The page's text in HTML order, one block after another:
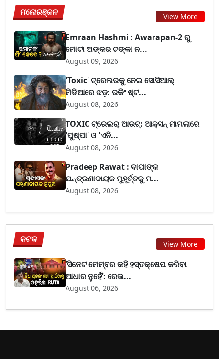
ମନୋରଞ୍ଜନ View More
Emraan Hashmi : Awarapan-2 ରୁ
ମୋଟା ଅଙ୍କର ଟଙ୍କା ନ...
August 09, 2026
'Toxic' ଟ୍ରେଲରକୁ ନେଇ ସୋସିଆଲ୍
ମିଡିଆରେ ଝଡ଼: ରକିଂ ଷ୍ଟ...
August 08, 2026
TOXIC ଟ୍ରେଲର୍ ଆଉଟ୍: ଆକ୍ସନ୍ ମାମଲାରେ
'ପୁଷ୍ପା' ଓ 'ଏନି...
August 08, 2026
Pradeep Rawat : ବାପାଙ୍କ
ଯନ୍ତ୍ରଣାଦାୟକ ମୁହୂର୍ତ୍ତକୁ ମ...
August 08, 2026
କଟକ View More
‘ସିନେଟ ମେମ୍ବର କହି ହସ୍ତକ୍ଷେପ କରିବା
ଆଧାର ନୁହେଁ’: ରେଭ...
August 06, 2026